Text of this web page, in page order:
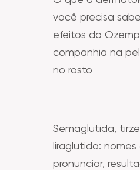
você precisa
efeitos do
companhia na
no rosto
Semaglutida,
liraglutida:
pronunciar,